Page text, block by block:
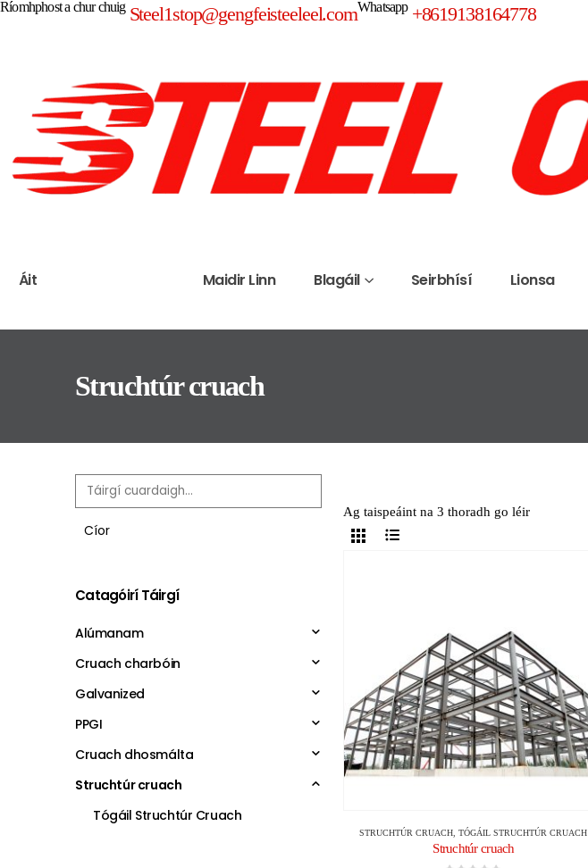
Ríomhphost a chur chuig Steel1stop@gengfeisteeleel.comWhatsapp +8619138164778
Áit Maidir Linn Blagáil Seirbhísí Lionsa
Struchtúr cruach
Ag taispeáint na 3 thoradh go léir
STRUCHTÚR CRUACH ,TÓGÁIL STRUCHTÚR CRUACH
Struchtúr cruach
Cíor
Catagóirí Táirgí
Alúmanam
Cruach charbóin
Galvanized
PPGI
Cruach dhosmálta
Struchtúr cruach
Tógáil Struchtúr Cruach